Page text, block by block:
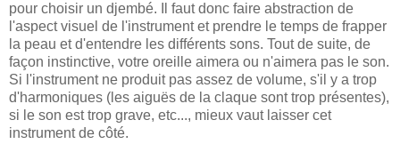
pour choisir un djembé. Il faut donc faire abstraction de
l'aspect visuel de l'instrument et prendre le temps de frapper
la peau et d'entendre les différents sons. Tout de suite, de
façon instinctive, votre oreille aimera ou n'aimera pas le son.
Si l'instrument ne produit pas assez de volume, s'il y a trop
d'harmoniques (les aiguës de la claque sont trop présentes),
si le son est trop grave, etc..., mieux vaut laisser cet
instrument de côté.